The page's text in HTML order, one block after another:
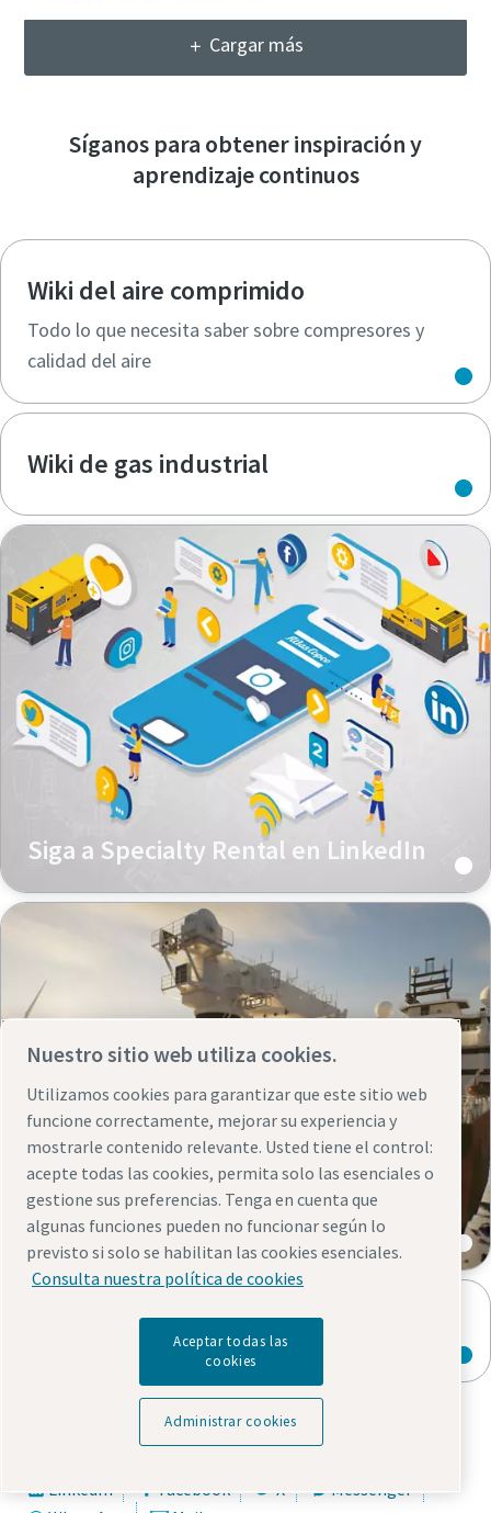
Cargar más
Síganos para obtener inspiración y
aprendizaje continuos
Wiki del aire comprimido
Todo lo que necesita saber sobre compresores y
calidad del aire
Wiki de gas industrial
Siga a Specialty Rental en LinkedIn
Visite nuestro canal de YouTube de
Rental
Acceda a nuestra galería de fotos
Compartir mediante
LinkedIn Facebook X
Messenger
Nuestro sitio web utiliza cookies.
Utilizamos cookies para garantizar que este sitio web
funcione correctamente, mejorar su experiencia y
mostrarle contenido relevante. Usted tiene el control:
acepte todas las cookies, permita solo las esenciales o
gestione sus preferencias. Tenga en cuenta que
algunas funciones pueden no funcionar según lo
previsto si solo se habilitan las cookies esenciales.
Consulta nuestra política de cookies
Aceptar todas las
cookies
Administrar cookies